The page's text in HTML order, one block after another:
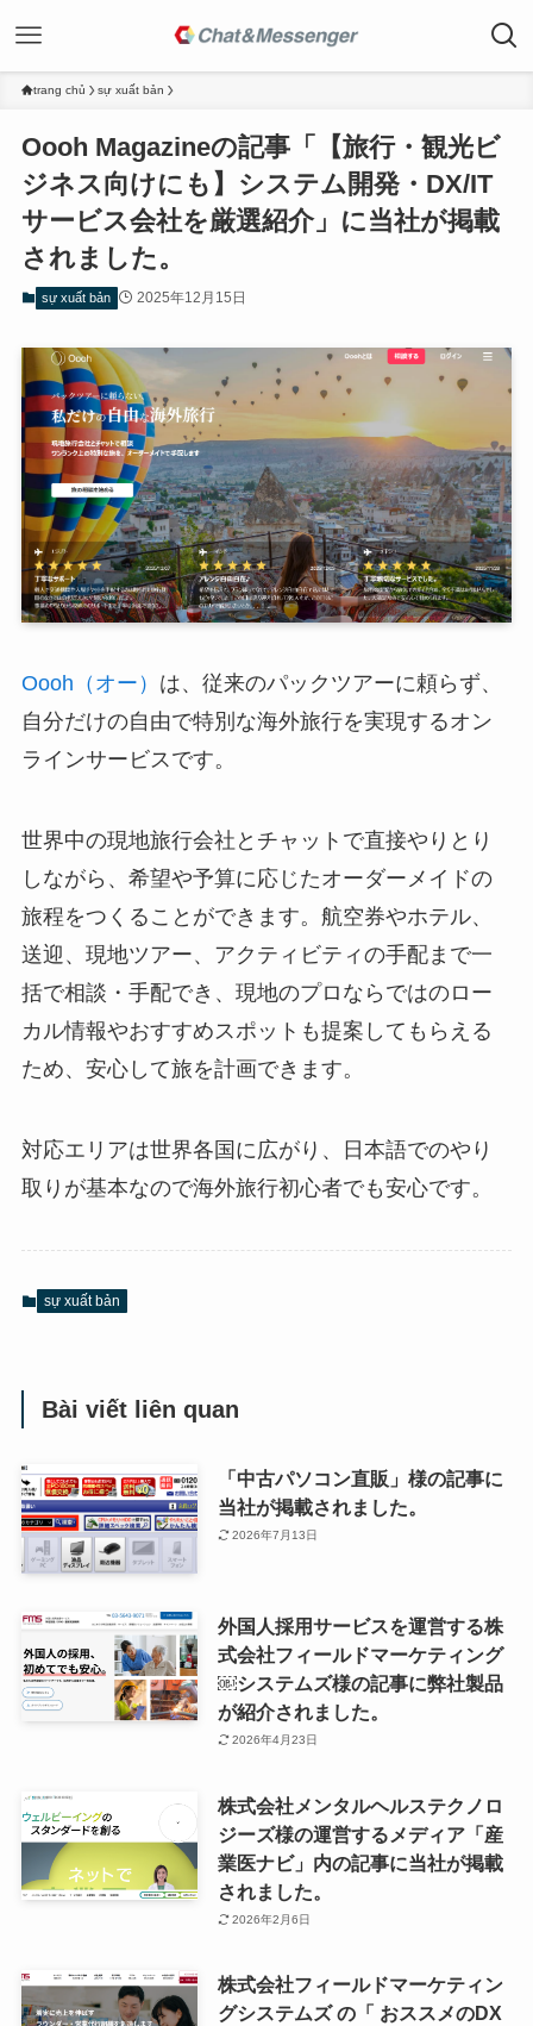
trang chủ sự xuất bản
Oooh Magazineの記事「【旅行・観光ビ
ジネス向けにも】システム開発・DX/IT
サービス会社を厳選紹介」に当社が掲載
されました。
sự xuất bản 2025年12月15日
Oooh（オー） は、従来のパックツアーに頼らず、
自分だけの自由で特別な海外旅行を実現するオン
ラインサービスです。
世界中の現地旅行会社とチャットで直接やりとり
しながら、希望や予算に応じたオーダーメイドの
旅程をつくることができます。航空券やホテル、
送迎、現地ツアー、アクティビティの手配まで一
括で相談・手配でき、現地のプロならではのロー
カル情報やおすすめスポットも提案してもらえる
ため、安心して旅を計画できます。
対応エリアは世界各国に広がり、日本語でのやり
取りが基本なので海外旅行初心者でも安心です。
sự xuất bản
Bài viết liên quan
「中古パソコン直販」様の記事に
当社が掲載されました。
2026年7月13日
外国人採用サービスを運営する株
式会社フィールドマーケティング
￼システムズ様の記事に弊社製品
が紹介されました。
2026年4月23日
株式会社メンタルヘルステクノロ
ジーズ様の運営するメディア「産
業医ナビ」内の記事に当社が掲載
されました。
2026年2月6日
株式会社フィールドマーケティン
グシステムズ の「 おススメのDX